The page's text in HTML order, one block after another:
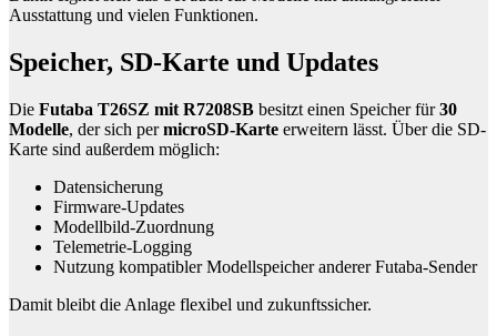
Ausstattung und vielen Funktionen.
Speicher, SD-Karte und Updates
Die Futaba T26SZ mit R7208SB besitzt einen Speicher für30
Modelle, der sich permicroSD-Karte erweitern lässt. Über die SD-
Karte sind außerdem möglich:
Datensicherung
Firmware-Updates
Modellbild-Zuordnung
Telemetrie-Logging
Nutzung kompatibler Modellspeicher anderer Futaba-Sender
Damit bleibt die Anlage flexibel und zukunftssicher.